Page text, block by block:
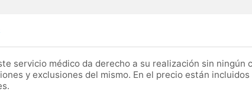
servicio médico da derecho a su realización sin ningún
y exclusiones del mismo. En el precio están